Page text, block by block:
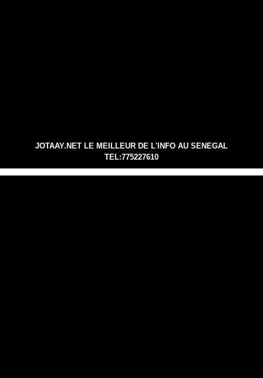
JOTAAY.NET LE MEILLEUR DE L'INFO AU SENEGAL
TEL:775227610